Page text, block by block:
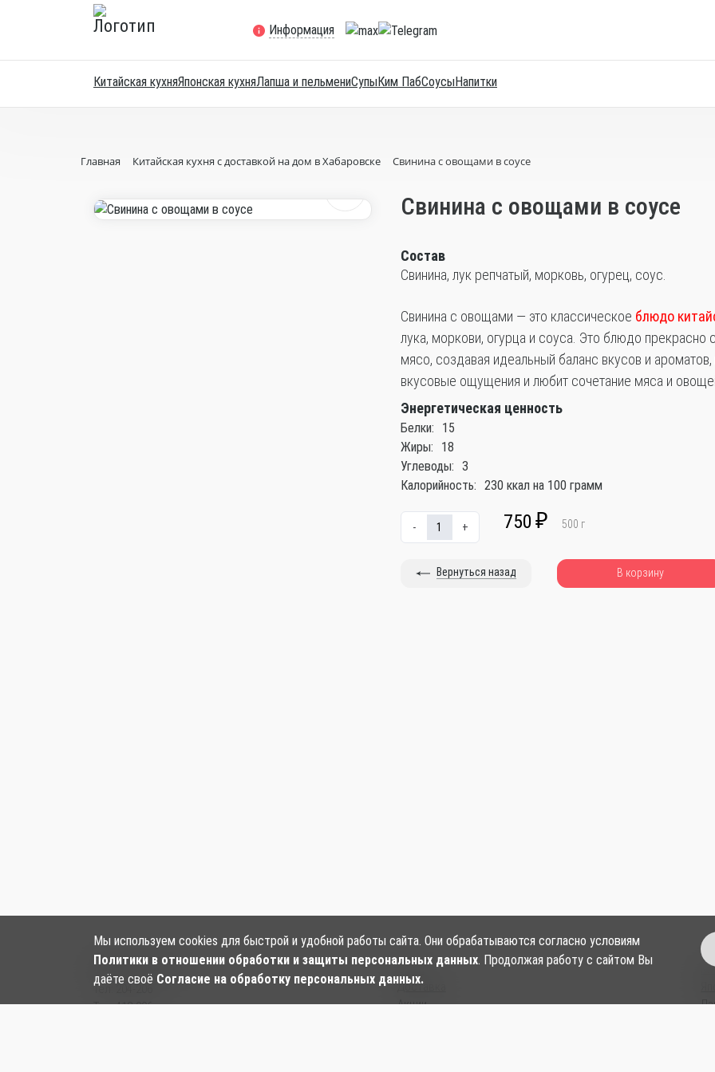
Информация
Китайская кухняЯпонская кухняЛапша и пельмениСупыКим ПабСоусыНапитки
Главная Китайская кухня с доставкой на дом в Хабаровске Свинина с овощами в соусе
Свинина с овощами в соусе
Состав
Свинина, лук репчатый, морковь, огурец, соус.
Свинина с овощами — это классическое блюдо
лука, моркови, огурца и соуса. Это блюдо
мясо, создавая идеальный баланс вкусов и
вкусовые ощущения и любит сочетание мяса и
Энергетическая ценность
Белки:
15
Жиры:
18
Углеводы: 3
Калорийность: 230 ккал на 100 грамм
- + 750 ₽ 500 г
Вернуться назад В корзину
Наши контакты:
Тел:
Тел: 412-006
О нас
Доставка
Акции
Мы используем cookies для быстрой и удобной работы сайта. Они обрабатываются согласно условиям
Политики в отношении обработки и защиты персональных данных. Продолжая работу с сайтом Вы
даёте своё Согласие на обработку персональных данных.